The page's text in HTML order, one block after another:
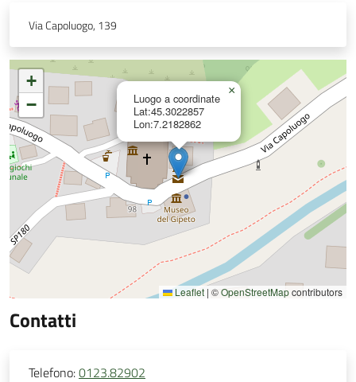
Via Capoluogo, 139
Luogo a coordinate
Lat:45.3022857
Lon:7.2182862
×
+
−
Leaflet | ©OpenStreetMapcontributors
Contatti
Telefono:0123.82902